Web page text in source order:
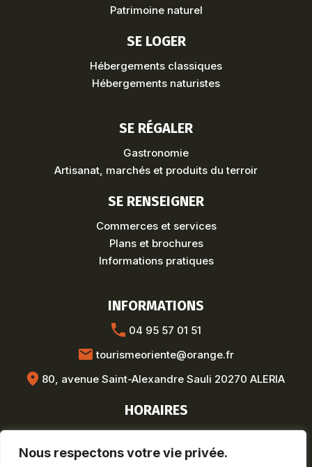
Nous respectons votre vie privée.
Patrimoine naturel
SE LOGER
Hébergements classiques
Hébergements naturistes
SE RÉGALER
Gastronomie
Artisanat, marchés et produits du terroir
SE RENSEIGNER
Commerces et services
Plans et brochures
Informations pratiques
INFORMATIONS
04 95 57 01 51
tourismeoriente@orange.fr
80, avenue Saint-Alexandre Sauli 20270 ALERIA
HORAIRES
Hors saison :
Lun-Ven : 8h30-12h / 13h30-17h